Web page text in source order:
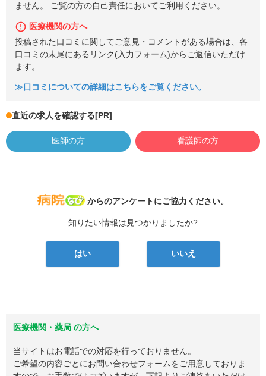
ません。 ご覧の方の自己責任においてご利用ください。
医療機関の方へ
投稿された口コミに関してご意見・コメントがある場合は、各
口コミの末尾にあるリンク(入力フォーム)からご返信いただけ
ます。
≫口コミについての詳細はこちらをご覧ください。
直近の求人を確認する[PR]
医師の方 看護師の方
病院なび
からのアンケートにご協力ください。
知りたい情報は見つかりましたか?
はい いいえ
医療機関・薬局 の方へ
当サイトはお電話での対応を行っておりません。
ご希望の内容ごとにお問い合わせフォームをご用意しておりま